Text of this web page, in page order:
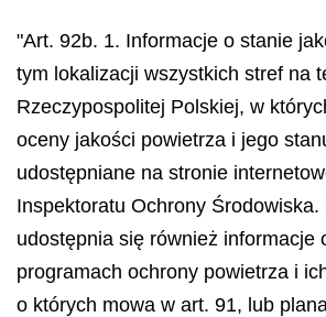
"Art. 92b. 1. Informacje o stanie
tym lokalizacji wszystkich stref na
Rzeczypospolitej Polskiej, w
oceny jakości powietrza i jego
udostępniane na stronie
Inspektoratu Ochrony Środowiska.
udostępnia się również informacje
programach ochrony powietrza i
o których mowa w art. 91, lub